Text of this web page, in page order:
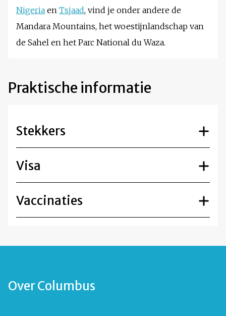
Nigeria en Tsjaad, vind je onder andere de
Mandara Mountains, het woestijnlandschap van
de Sahel en het Parc National du Waza.
Praktische informatie
Stekkers
Visa
Vaccinaties
Over Columbus